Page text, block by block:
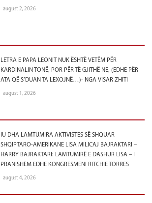
august 2, 2026
LETRA E PAPA LEONIT NUK ËSHTË VETËM PËR
KARDINALIN TONË, POR PËR TË GJITHË NE, (EDHE PËR
ATA QË S’DUAN TA LEXOJNË…)- NGA VISAR ZHITI
august 1, 2026
IU DHA LAMTUMIRA AKTIVISTES SË SHQUAR
SHQIPTARO-AMERIKANE LISA MILICAJ BAJRAKTARI –
HARRY BAJRAKTARI: LAMTUMIRË E DASHUR LISA – I
PRANISHËM EDHE KONGRESMENI RITCHIE TORRES
august 4, 2026